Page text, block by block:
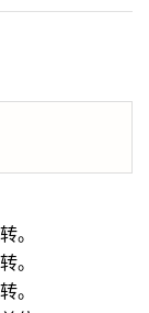
。
。
。